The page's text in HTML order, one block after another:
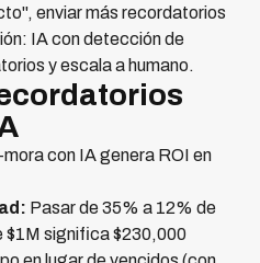
enviar más recordatorios
IA con detección de
y escala a humano.
con IA genera ROI en
Pasar de 35% a 12% de
$1M significa $230,000